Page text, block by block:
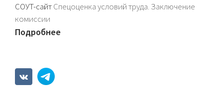
СОУТ-сайтСпецоценка условий труда. Заключение
комиссии
Подробнее